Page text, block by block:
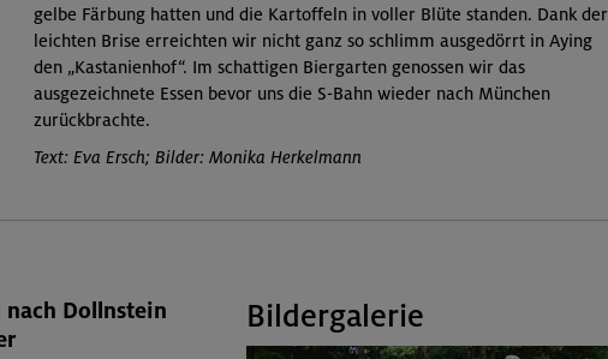
gelbe Färbung hatten und die Kartoffeln in voller Blüte standen. Dank der
leichten Brise erreichten wir nicht ganz so schlimm ausgedörrt in Aying
den „Kastanienhof“. Im schattigen Biergarten genossen wir das
ausgezeichnete Essen bevor uns die S-Bahn wieder nach München
zurückbrachte.
Text: Eva Ersch; Bilder: Monika Herkelmann
Dollnstein
Bildergalerie